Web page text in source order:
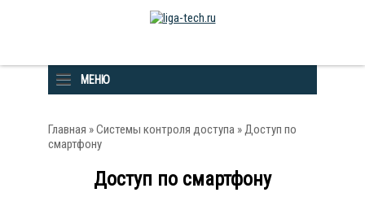
МЕНЮ
Главная »Системы контроля доступа » Доступ по
смартфону
Доступ по смартфону